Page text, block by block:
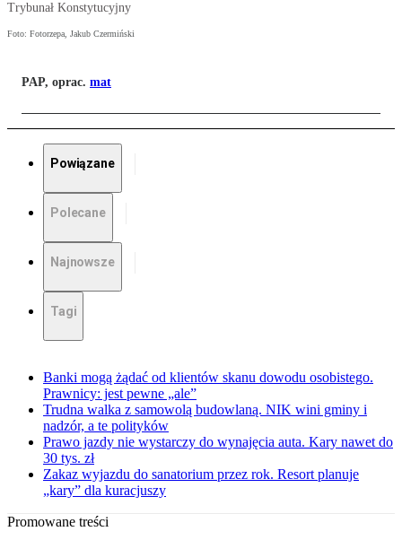
Trybunał Konstytucyjny
Foto: Fotorzepa, Jakub Czermiński
PAP, oprac. mat
Powiązane
Polecane
Najnowsze
Tagi
Banki mogą żądać od klientów skanu dowodu osobistego.
Prawnicy: jest pewne „ale”
Trudna walka z samowolą budowlaną. NIK wini gminy i
nadzór, a te polityków
Prawo jazdy nie wystarczy do wynajęcia auta. Kary nawet do
30 tys. zł
Zakaz wyjazdu do sanatorium przez rok. Resort planuje
„kary” dla kuracjuszy
Promowane treści